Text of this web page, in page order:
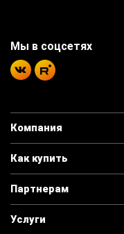
Компания
Как купить
Партнерам
Услуги
Мы в соцсетях